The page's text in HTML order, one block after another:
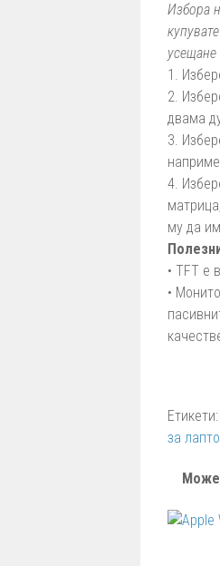
Избора
усещане
1.
2.
двама
3.
4.
му да
• TFT е
•
Етикети:
за
Може